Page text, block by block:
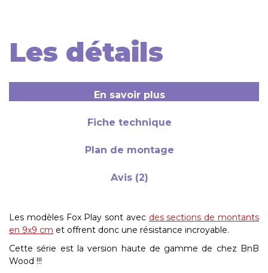
Les détails
En savoir plus
Fiche technique
Plan de montage
Avis (2)
Les modèles Fox Play sont avec des sections de montants
en 9x9 cm et offrent donc une résistance incroyable.
Cette série est la version haute de gamme de chez BnB
Wood !!!